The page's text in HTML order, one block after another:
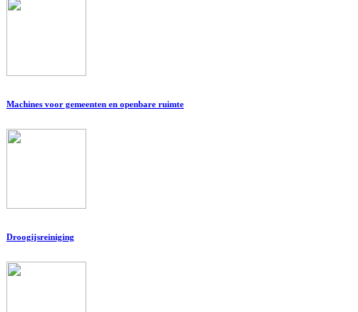
Machines voor gemeenten en openbare ruimte
Droogijsreiniging